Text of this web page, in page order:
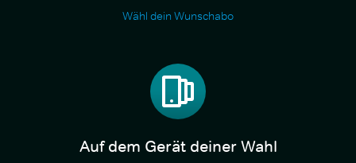
Wähl dein Wunschabo
Auf dem Gerät deiner Wahl